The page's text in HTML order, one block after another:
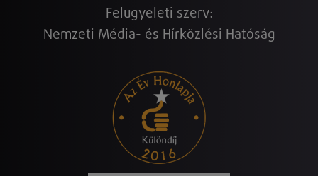
Felügyeleti szerv:
Nemzeti Média- és Hírközlési Hatóság